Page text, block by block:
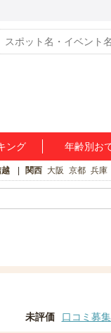
ング 年齢別お
関西 大阪 京都 兵庫
未評価 口コミ募集